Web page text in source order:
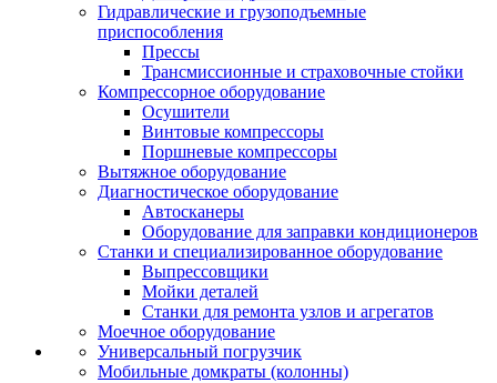
Гидравлические и грузоподъемные
приспособления
Прессы
Трансмиссионные и страховочные стойки
Компрессорное оборудование
Осушители
Винтовые компрессоры
Поршневые компрессоры
Вытяжное оборудование
Диагностическое оборудование
Автосканеры
Оборудование для заправки кондиционеров
Станки и специализированное оборудование
Выпрессовщики
Мойки деталей
Станки для ремонта узлов и агрегатов
Моечное оборудование
Универсальный погрузчик
Мобильные домкраты (колонны)